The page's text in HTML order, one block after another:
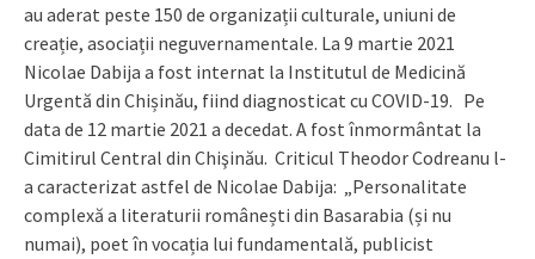
au aderat peste 150 de organizații culturale, uniuni de
creație, asociații neguvernamentale. La 9 martie 2021
Nicolae Dabija a fost internat la Institutul de Medicină
Urgentă din Chișinău, fiind diagnosticat cu COVID-19. Pe
data de 12 martie 2021 a decedat. A fost înmormântat la
Cimitirul Central din Chişinău. Criticul Theodor Codreanu l-
a caracterizat astfel de Nicolae Dabija: „Personalitate
complexă a literaturii românești din Basarabia (și nu
numai), poet în vocația lui fundamentală, publicist